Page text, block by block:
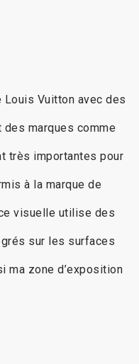
Vuitton avec des
des marques comme
très importantes pour
à la marque de
visuelle utilise des
sur les surfaces
ma zone d’exposition